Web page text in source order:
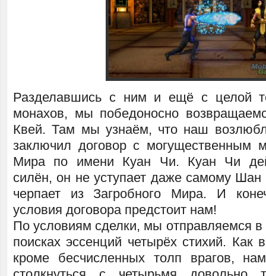
Разделавшись с ним и ещё с целой
монахов, мы победоносно
Квей. Там мы узнаём, что наш
заключил договор с могущественным
Мира по имени Куан Чи. Куан Чи
силён, он не уступает даже самому Шан
черпает из Загробного Мира. И
условия договора предстоит нам!
По условиям сделки, мы отправляемся
поисках эссенций четырёх стихий. Как
кроме бесчисленных толп врагов,